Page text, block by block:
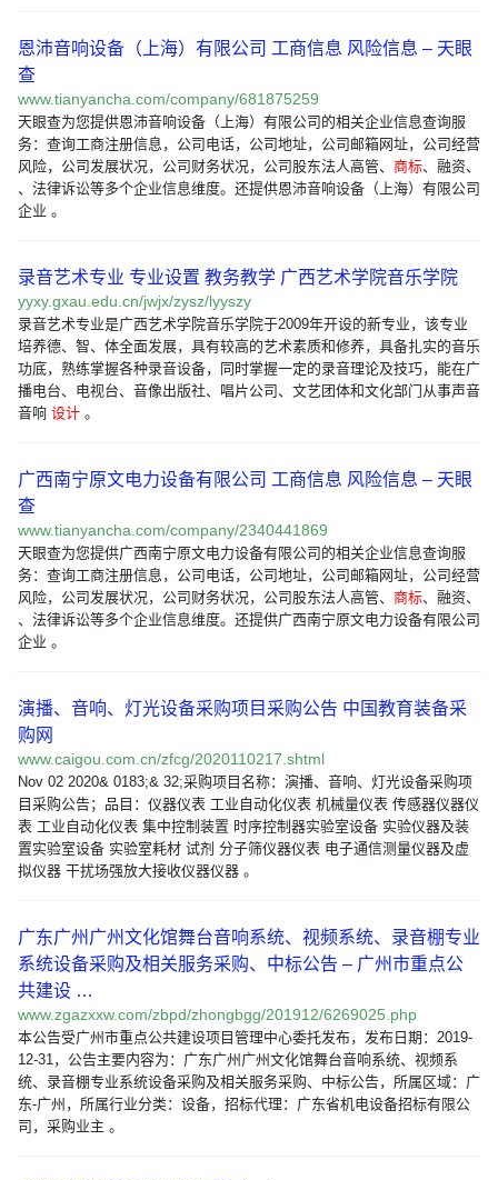
恩沛音响设备（上海）有限公司 工商信息 风险信息 – 天眼
查
www.tianyancha.com/company/681875259
天眼查为您提供恩沛音响设备（上海）有限公司的相关企业信息查询服
务：查询工商注册信息，公司电话，公司地址，公司邮箱网址，公司经营
风险，公司发展状况，公司财务状况，公司股东法人高管、 商标、融资、
、法律诉讼等多个企业信息维度。还提供恩沛音响设备（上海）有限公司
企业 。
录音艺术专业 专业设置 教务教学 广西艺术学院音乐学院
yyxy.gxau.edu.cn/jwjx/zysz/lyyszy
录音艺术专业是广西艺术学院音乐学院于2009年开设的新专业，该专业
培养德、智、体全面发展，具有较高的艺术素质和修养，具备扎实的音乐
功底，熟练掌握各种录音设备，同时掌握一定的录音理论及技巧，能在广
播电台、电视台、音像出版社、唱片公司、文艺团体和文化部门从事声音
音响 设计 。
广西南宁原文电力设备有限公司 工商信息 风险信息 – 天眼
查
www.tianyancha.com/company/2340441869
天眼查为您提供广西南宁原文电力设备有限公司的相关企业信息查询服
务：查询工商注册信息，公司电话，公司地址，公司邮箱网址，公司经营
风险，公司发展状况，公司财务状况，公司股东法人高管、 商标、融资、
、法律诉讼等多个企业信息维度。还提供广西南宁原文电力设备有限公司
企业 。
演播、音响、灯光设备采购项目采购公告 中国教育装备采
购网
www.caigou.com.cn/zfcg/2020110217.shtml
Nov 02 2020& 0183;& 32;采购项目名称：演播、音响、灯光设备采购项
目采购公告；品目：仪器仪表 工业自动化仪表 机械量仪表 传感器仪器仪
表 工业自动化仪表 集中控制装置 时序控制器实验室设备 实验仪器及装
置实验室设备 实验室耗材 试剂 分子筛仪器仪表 电子通信测量仪器及虚
拟仪器 干扰场强放大接收仪器仪器 。
广东广州广州文化馆舞台音响系统、视频系统、录音棚专业
系统设备采购及相关服务采购、中标公告 – 广州市重点公
共建设 …
www.zgazxxw.com/zbpd/zhongbgg/201912/6269025.php
本公告受广州市重点公共建设项目管理中心委托发布，发布日期：2019-
12-31，公告主要内容为：广东广州广州文化馆舞台音响系统、视频系
统、录音棚专业系统设备采购及相关服务采购、中标公告，所属区域：广
东-广州，所属行业分类：设备，招标代理：广东省机电设备招标有限公
司，采购业主 。